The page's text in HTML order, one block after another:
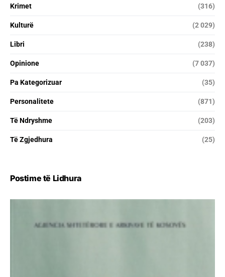
Krimet (316)
Kulturë (2 029)
Libri (238)
Opinione (7 037)
Pa Kategorizuar (35)
Personalitete (871)
Të Ndryshme (203)
Të Zgjedhura (25)
Postime të Lidhura